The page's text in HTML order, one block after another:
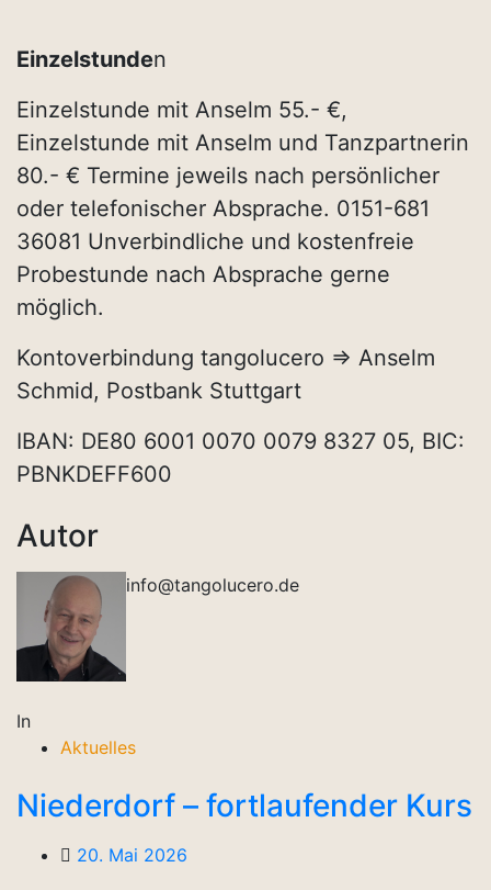
Einzelstunden
Einzelstunde mit Anselm 55.- €,
Einzelstunde mit Anselm und Tanzpartnerin
80.- € Termine jeweils nach persönlicher
oder telefonischer Absprache. 0151-681
36081 Unverbindliche und kostenfreie
Probestunde nach Absprache gerne
möglich.
Kontoverbindung tangolucero => Anselm
Schmid, Postbank Stuttgart
IBAN: DE80 6001 0070 0079 8327 05, BIC:
PBNKDEFF600
Autor
info@tangolucero.de
In
Aktuelles
Niederdorf – fortlaufender Kurs
20. Mai 2026